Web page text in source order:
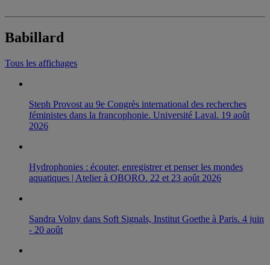
Babillard
Tous les affichages
Steph Provost au 9e Congrès international des recherches
féministes dans la francophonie. Université Laval. 19 août
2026
Hydrophonies : écouter, enregistrer et penser les mondes
aquatiques | Atelier à OBORO. 22 et 23 août 2026
Sandra Volny dans Soft Signals, Institut Goethe à Paris. 4 juin
- 20 août